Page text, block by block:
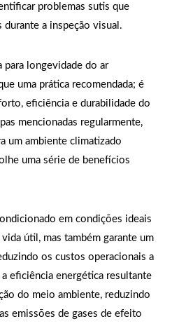
problemas sutis que
a inspeção visual.
para longevidade do ar
uma prática recomendada; é
eficiência e durabilidade do
mencionadas regularmente,
um ambiente climatizado
uma série de benefícios
em condições ideais
útil, mas também garante um
os custos operacionais a
eficiência energética resultante
do meio ambiente, reduzindo
emissões de gases de efeito